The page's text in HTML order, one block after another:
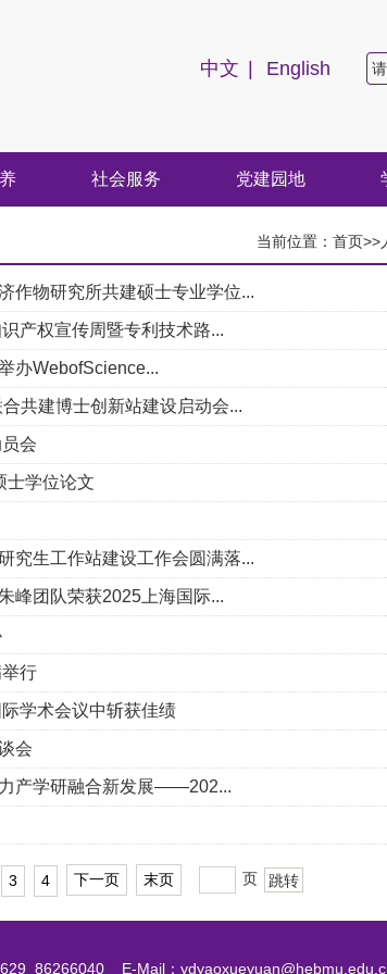
中文 English
社会服务 党建园地
当前位置： 首页>>
作物研究所共建硕士专业学位...
产权宣传周暨专利技术路...
办WebofScience...
共建博士创新站建设启动会...
会
士学位论文
究生工作站建设工作会圆满落...
峰团队荣获2025上海国际...
行
学术会议中斩获佳绩
会
产学研融合新发展——202...
3 4 下一页 末页 页
86266040 E-Mail：